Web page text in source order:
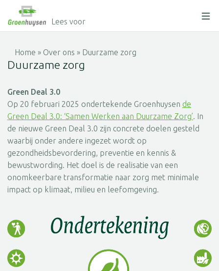
Lees voor
Home » Over ons » Duurzame zorg
Duurzame zorg
Green Deal 3.0
Op 20 februari 2025 ondertekende Groenhuysen de
Green Deal 3.0: ‘Samen Werken aan Duurzame Zorg’. In
de nieuwe Green Deal 3.0 zijn concrete doelen gesteld
waarbij onder andere ingezet wordt op
gezondheidsbevordering, preventie en kennis &
bewustwording. Het doel is de realisatie van een
onomkeerbare transformatie naar zorg met minimale
impact op klimaat, milieu en leefomgeving.